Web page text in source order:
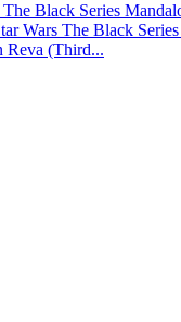
The Black Series
Wars The Black
Reva (Third...